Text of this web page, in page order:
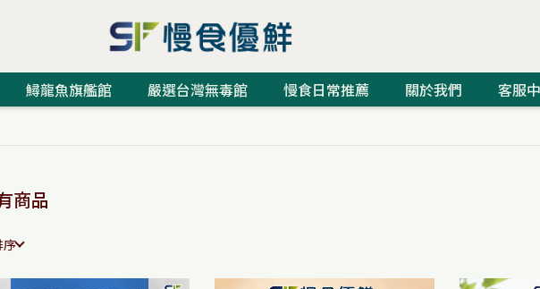
鱘龍魚旗艦館 嚴選台灣無毒館 慢食日常推薦 關於我們 客服
商品
序